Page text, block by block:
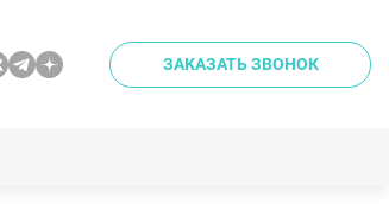
ЗАКАЗАТЬ ЗВОНОК